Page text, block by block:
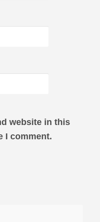
website in this
I comment.